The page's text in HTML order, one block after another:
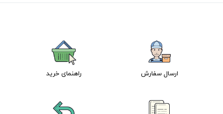
ارسال سفارش راهنمای خرید